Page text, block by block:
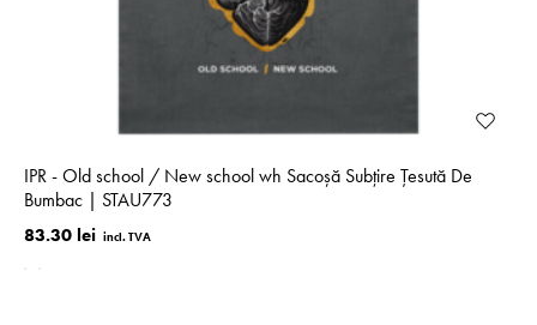
IPR - Old school / New school wh Sacoșă Subțire Țesută De
Bumbac | STAU773
83.30 lei